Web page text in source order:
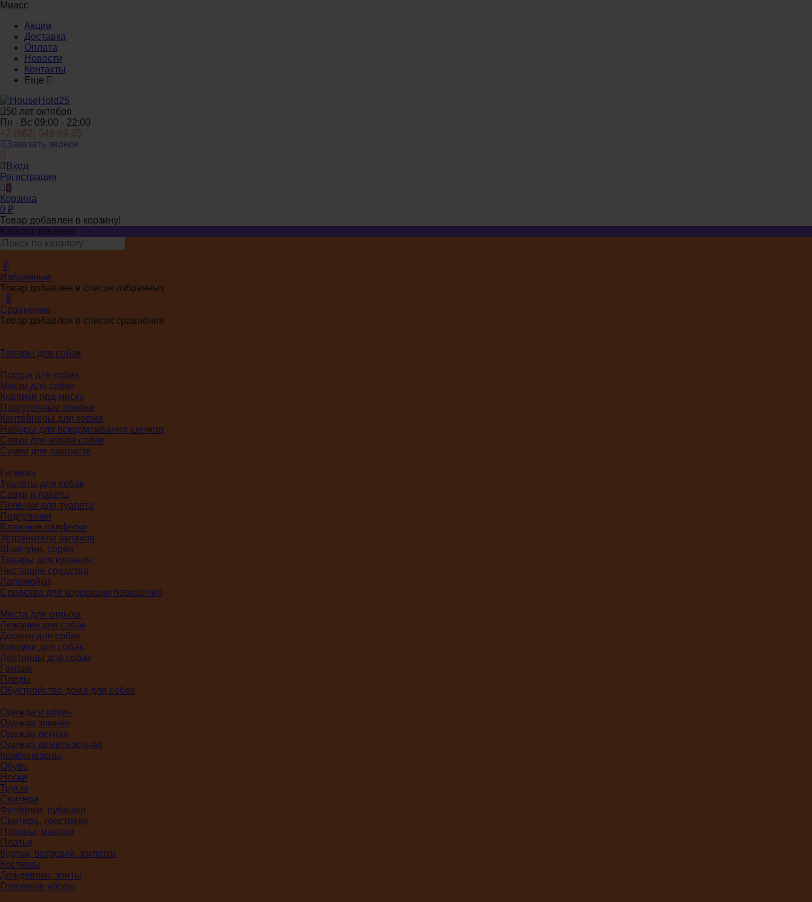
Миасс
Акции
Доставка
Оплата
Новости
Контакты
Еще
50 лет октября
Пн - Вс 09:00 - 22:00
+7 (982) 549-69-05
Заказать звонок
Вход
Регистрация
0
Корзина
0 ₽
Товар добавлен в корзину!
Каталог товаров
0
Избранные
Товар добавлен в список избранных
0
Сравнение
Товар добавлен в список сравнения
Товары для собак
Посуда для собак
Миски для собак
Коврики под миску
Прогулочные поилки
Контейнеры для корма
Наборы для вскармливания щенков
Совки для корма собак
Сумки для лакомств
Гигиена
Туалеты для собак
Совки и пакеты
Пеленки для туалета
Подгузники
Влажные салфетки
Устранители запахов
Шампуни, спреи
Товары для купания
Чистящие средства
Лапомойки
Средства для коррекции поведения
Места для отдыха
Лежанки для собак
Домики для собак
Коврики для собак
Лестницы для собак
Гамаки
Пледы
Обустройство дома для собак
Одежда и обувь
Одежда зимняя
Одежда летняя
Одежда демисезонная
Комбинезоны
Обувь
Носки
Трусы
Свитера
Футболки, рубашки
Свитера, толстовки
Попоны, мантии
Платья
Куртки, ветровки, жилетки
Костюмы
Дождевики, зонты
Головные уборы